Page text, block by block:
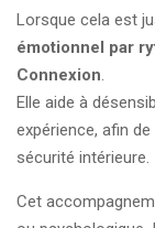
Lorsque cela est
émotionnel par
Connexion.
Elle aide à
expérience, afin
sécurité intérieure.
Cet